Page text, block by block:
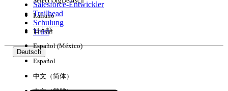
Erfahrung
Salesforce-Entwickler
Trailhead
Schulung
Trust
Deutsch
Italiano
日本語
Español (México)
Español
中文（简体）